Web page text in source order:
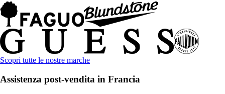
Scopri tutte le nostre marche
Assistenza post-vendita in Francia